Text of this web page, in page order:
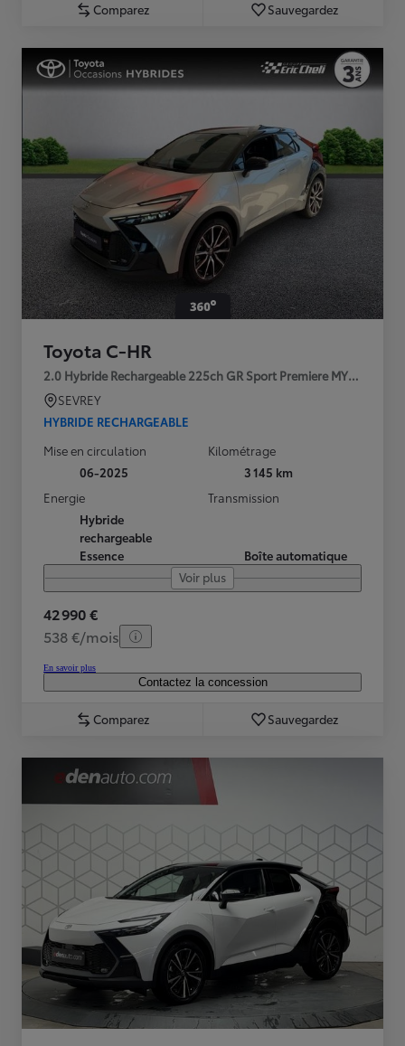
Comparez Sauvegardez
Toyota C-HR
2.0 Hybride Rechargeable 225ch GR Sport Premiere MY25
SEVREY
HYBRIDE RECHARGEABLE
Mise en circulation
06-2025
Kilométrage
3 145 km
Energie
Hybride
rechargeable
Essence
Transmission
Boîte automatique
Voir plus
42 990 €
538 €/mois
En savoir plus
Contactez la concession
Comparez Sauvegardez